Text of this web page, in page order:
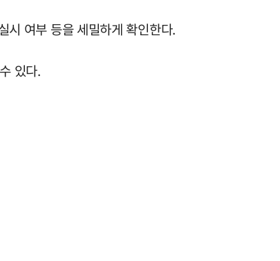
시 여부 등을 세밀하게 확인한다.
있다.